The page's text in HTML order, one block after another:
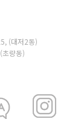
(대저2동)
량동)